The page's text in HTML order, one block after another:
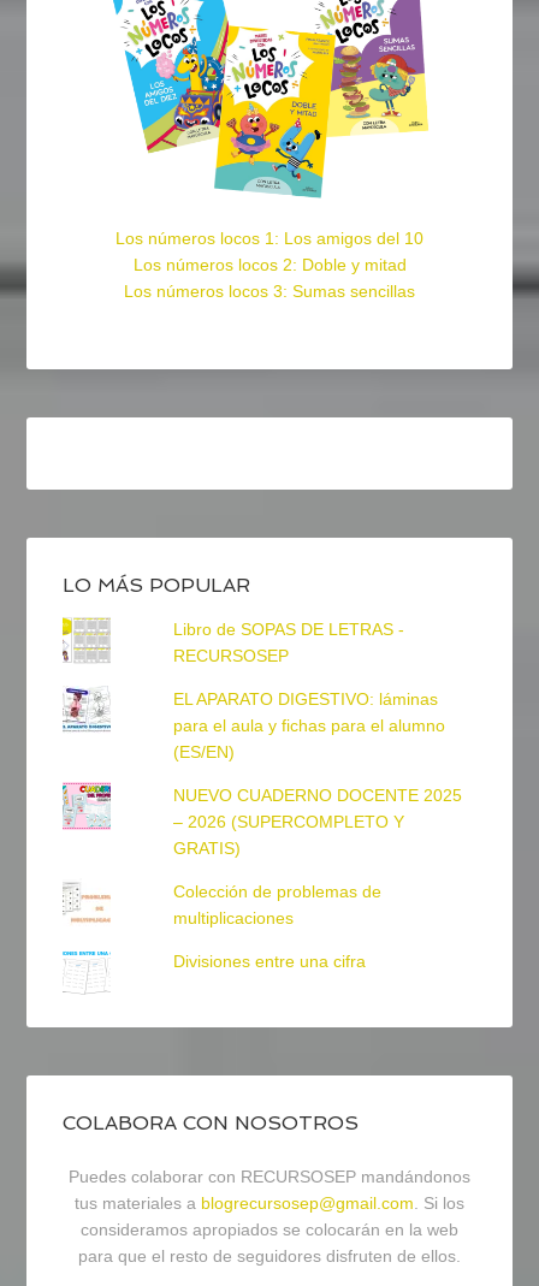
Los números locos 1: Los amigos del 10
Los números locos 2: Doble y mitad
Los números locos 3: Sumas sencillas
LO MÁS POPULAR
Libro de SOPAS DE LETRAS -
RECURSOSEP
EL APARATO DIGESTIVO: láminas
para el aula y fichas para el alumno
(ES/EN)
NUEVO CUADERNO DOCENTE 2025
– 2026 (SUPERCOMPLETO Y
GRATIS)
Colección de problemas de
multiplicaciones
Divisiones entre una cifra
COLABORA CON NOSOTROS
Puedes colaborar con RECURSOSEP mandándonos
tus materiales a blogrecursosep@gmail.com . Si los
consideramos apropiados se colocarán en la web
para que el resto de seguidores disfruten de ellos.